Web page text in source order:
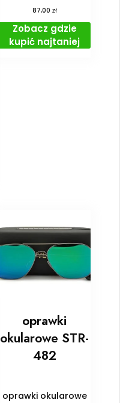
87,00 zł
Zobacz gdzie
kupić najtaniej
oprawki
okularowe STR-
482
oprawki okularowe